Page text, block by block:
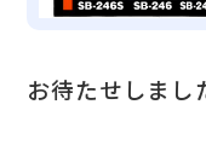
お待たせしまし